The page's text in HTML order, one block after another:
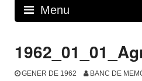
Menu
GENER DE 1962 BANC DE